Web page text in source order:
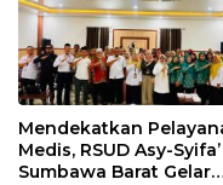
Mendekatkan
Medis, RSUD Asy-Syifa’
Sumbawa Barat Gelar